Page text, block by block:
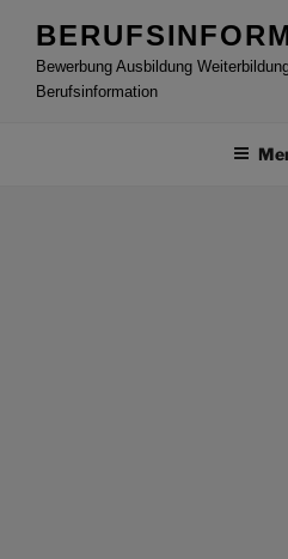
Inhalt
springenBewerbung Ausbildung
Berufsinformation